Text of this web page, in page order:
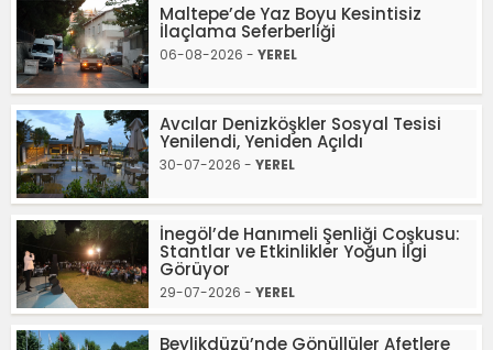
Maltepe’de Yaz Boyu Kesintisiz
İlaçlama Seferberliği
06-08-2026 - YEREL
Avcılar Denizköşkler Sosyal Tesisi
Yenilendi, Yeniden Açıldı
30-07-2026 - YEREL
İnegöl’de Hanımeli Şenliği Coşkusu:
Stantlar ve Etkinlikler Yoğun İlgi
Görüyor
29-07-2026 - YEREL
Beylikdüzü’nde Gönüllüler Afetlere